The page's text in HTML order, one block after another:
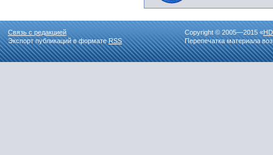
Связь с редакцией
Экспорт публикаций в форматеRSS
Copyright © 2005—2015 «
Перепечатка материала